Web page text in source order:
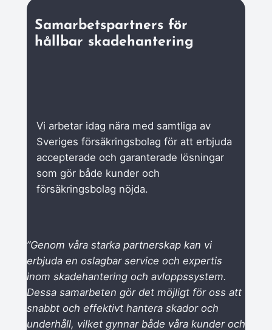
Samarbetspartners för
hållbar skadehantering
Vi arbetar idag nära med samtliga av
Sveriges försäkringsbolag för att erbjuda
accepterade och garanterade lösningar
som gör både kunder och
försäkringsbolag nöjda.
”Genom våra starka partnerskap kan vi
erbjuda en oslagbar service och expertis
inom skadehantering och avloppssystem.
Dessa samarbeten gör det möjligt för oss att
snabbt och effektivt hantera skador och
underhåll, vilket gynnar både våra kunder och